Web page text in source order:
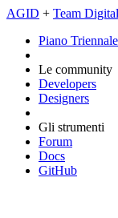
AGID + Team
Piano Triennale
Le community
Developers
Designers
Gli strumenti
Forum
Docs
GitHub